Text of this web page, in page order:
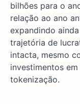
bilhões para o
relação ao ano
expandindo
trajetória de
intacta, mesmo
investimentos
tokenização.